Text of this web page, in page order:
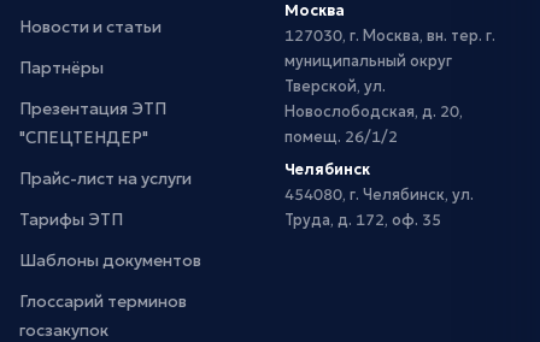
Новости и статьи
Партнёры
Презентация ЭТП
"СПЕЦТЕНДЕР"
Прайс-лист на услуги
Тарифы ЭТП
Шаблоны документов
Глоссарий терминов
госзакупок
Москва
127030, г. Москва, вн. тер. г.
муниципальный округ
Тверской, ул.
Новослободская, д. 20,
помещ. 26/1/2
Челябинск
454080, г. Челябинск, ул.
Труда, д. 172, оф. 35